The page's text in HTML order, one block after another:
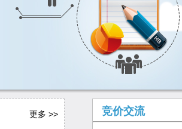
更多 >> 竞价交流